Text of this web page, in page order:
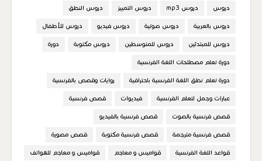
دروس دروس mp3 دروس التمييز دروس النطق
دروس بالعربية دروس صوتية دروس فيديو دروس للأطفال
دروس للمبتدئين دروس للمتوسطين دروس مكتوبة دورة
دورة تعلم مصطلحات اللغة الفرنسية
دورة تعلم نطق اللغة الفرنسية باحترافية روايات وقصص بالفرنسية
عبارات وجمل لتعلم الفرنسية فيديوات قصص فرنسية
قصص فرنسية بالصوت قصص فرنسية بالفيديو
قصص فرنسية مترجمة قصص فرنسية مكتوبة قصص مصورة
قواعد اللغة الفرنسية قواميس و معاجم قواميس و معاجم للهواتف